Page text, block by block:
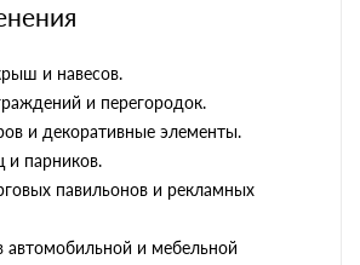
и навесов.
и перегородок.
и декоративные элементы.
и парников.
павильонов и рекламных
автомобильной и мебельной